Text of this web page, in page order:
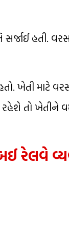
હતી.
ખેતી માટે
તો ખેતીને
રેલવે